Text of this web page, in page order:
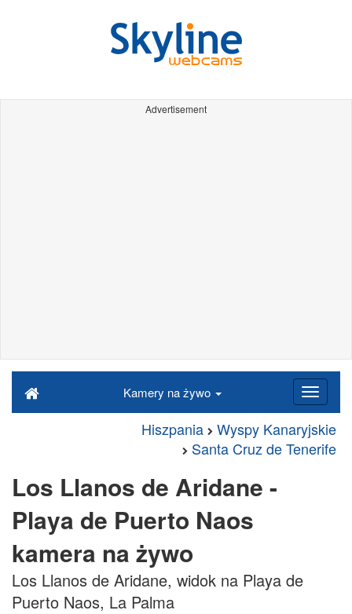
Advertisement
Kamery na żywo
Hiszpania
Wyspy Kanaryjskie
Santa Cruz de Tenerife
Los Llanos de Aridane -
Playa de Puerto Naos
kamera na żywo
Los Llanos de Aridane, widok na Playa de
Puerto Naos, La Palma